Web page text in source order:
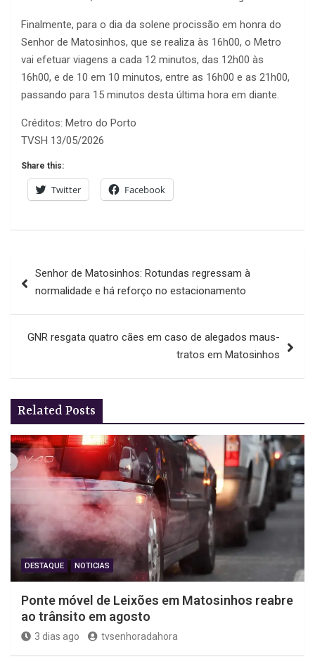
Finalmente, para o dia da solene procissão em honra do
Senhor de Matosinhos, que se realiza às 16h00, o Metro
vai efetuar viagens a cada 12 minutos, das 12h00 às
16h00, e de 10 em 10 minutos, entre as 16h00 e as 21h00,
passando para 15 minutos desta última hora em diante.
Créditos: Metro do Porto
TVSH 13/05/2026
Share this:
Twitter Facebook
de
Senhor de Matosinhos: Rotundas regressam à
normalidade e há reforço no estacionamento
GNR resgata quatro cães em caso de alegados maus-
tratos em Matosinhos
Related Posts
DESTAQUE NOTICIAS
Ponte móvel de Leixões em Matosinhos reabre
ao trânsito em agosto
3 dias ago tvsenhoradahora